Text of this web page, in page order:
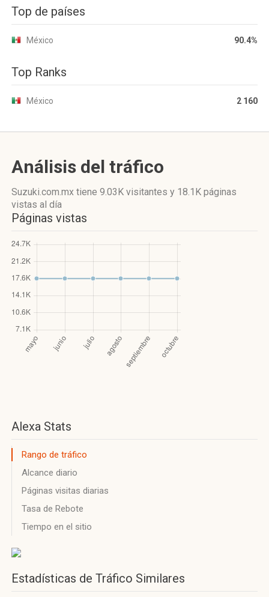
Top de países
México 90.4%
Top Ranks
México 2 160
Análisis del tráfico
Suzuki.com.mx tiene 9.03K visitantes y 18.1K páginas
vistas al día
Páginas vistas
Alexa Stats
Rango de tráfico
Alcance diario
Páginas visitas diarias
Tasa de Rebote
Tiempo en el sitio
Estadísticas de Tráfico Similares